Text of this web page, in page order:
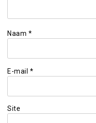
Naam *
E-mail *
Site